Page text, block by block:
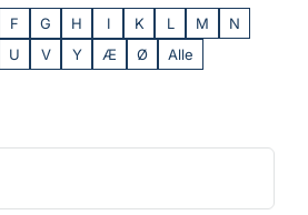
F G H I K L M
N
U V Y Æ Ø Alle